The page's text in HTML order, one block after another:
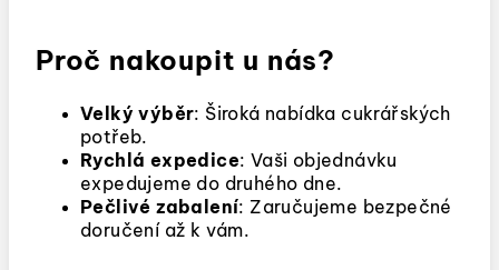
Proč nakoupit u nás?
Velký výběr: Široká nabídka cukrářských
potřeb.
Rychlá expedice: Vaši objednávku
expedujeme do druhého dne.
Pečlivé zabalení: Zaručujeme bezpečné
doručení až k vám.